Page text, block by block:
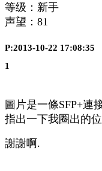
等级：新手
声望： 81
P:2013-10-22 17:08:35
1
圖片是一條SFP+連
指出一下我圈出的
謝謝啊.